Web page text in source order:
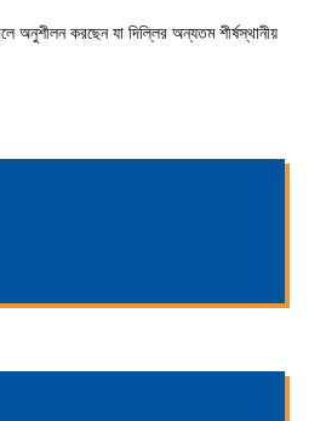
অনুশীলন করছেন যা দিল্লির অন্যতম শীর্ষস্থানীয়